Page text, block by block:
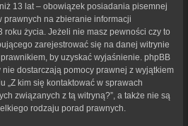
13 lat – obowiązek posiadania pisemnej
na zbieranie informacji
życia. Jeżeli nie masz pewności czy to
zarejestrować się na danej witrynie
by uzyskać wyjaśnienie. phpBB
nie dostarczają pomocy prawnej z wyjątkiem
„Z kim się kontaktować w sprawach
związanych z tą witryną?”, a także nie są
rodzaju porad prawnych.